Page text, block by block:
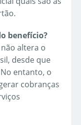
benefício?
altera o
desde que
entanto, o
cobranças